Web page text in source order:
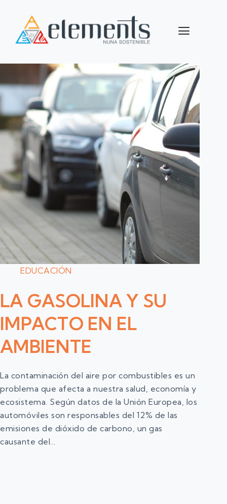
EDUCACIÓN
LA GASOLINA Y SU
IMPACTO EN EL
AMBIENTE
La contaminación del aire por combustibles es un
problema que afecta a nuestra salud, economía y
ecosistema. Según datos de la Unión Europea, los
automóviles son responsables del 12% de las
emisiones de dióxido de carbono, un gas
causante del…